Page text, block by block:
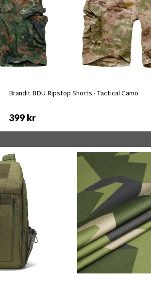
Brandit BDU Ripstop Shorts - Tactical Camo
399 kr